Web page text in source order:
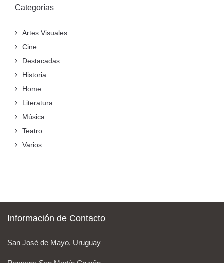
Categorías
Artes Visuales
Cine
Destacadas
Historia
Home
Literatura
Música
Teatro
Varios
Información de Contacto
San José de Mayo, Uruguay